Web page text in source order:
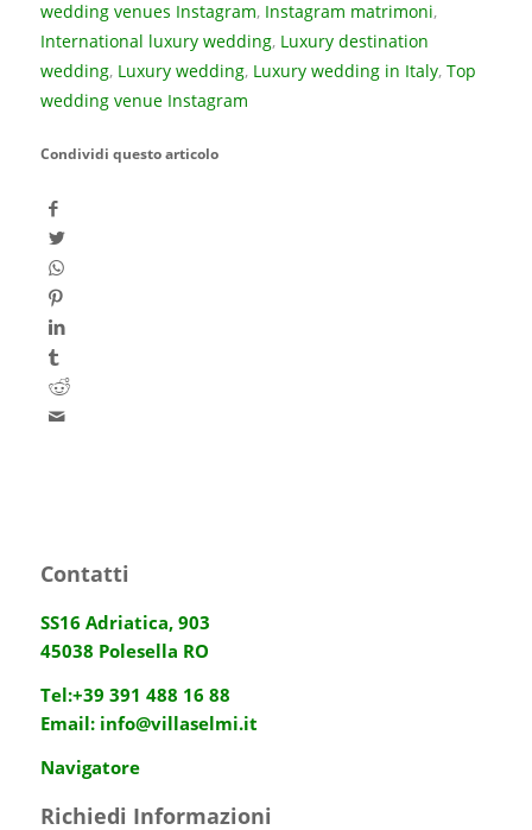
wedding venues Instagram, Instagram matrimoni,
International luxury wedding, Luxury destination
wedding, Luxury wedding, Luxury wedding in Italy, Top
wedding venue Instagram
Condividi questo articolo
Contatti
SS16 Adriatica, 903
45038 Polesella RO
Tel:+39 391 488 16 88
Email: info@villaselmi.it
Navigatore
Richiedi Informazioni